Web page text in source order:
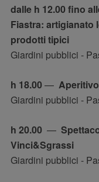
dalle h 12.00 fino
Fiastra: artigianato
prodotti tipici
Giardini pubblici -
h 18.00 —
Giardini pubblici -
h 20.00 —
Vinci&Sgrassi
Giardini pubblici -